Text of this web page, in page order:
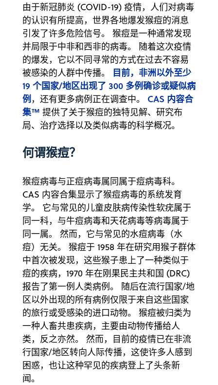
由于新冠肺炎 (COVID-19) 疫情，人们对病毒
的认识有所提高，世界各地爆发猴痘的消息
引发了许多危险信号。 猴痘是一种通常发现
并局限于中非和西非的病毒。 随着这次疫情
的爆发，它以不同寻常的方式在过去不容易
被感染的人群中传播。 目前，非洲以外至少
19 个国家/地区出现了 300 多例确诊或疑似病
例，还有更多病例正在调查中。 CAS 内容合
集™ 提供了关于猴痘的独特见解、研究布
局、治疗选择以及类似病毒的科学概况。
何谓猴痘？
猴痘病毒与正痘病毒属同属于痘病毒科。
CAS 内容合集显示了猴痘病毒的系统发育
学。 它与常见的儿童皮肤病传染性软疣属于
同一科，与牛痘病毒和天花病毒等病毒属于
同一属。 然而，它与常见的水痘病毒（水
痘）无关。 猴痘于 1958 年在研究用猴子群体
中首次被发现，这些猴子患上了一种类似于
痘的疾病，1970 年在刚果民主共和国 (DRC)
报告了第一例人类病例。 随后在流行国家/地
区以外出现的所有病例仅限于来自这些国家
的旅行或受感染的进口动物。 猴痘被归类为
一种人畜共患疾病，主要由动物传播给人
类，反之亦然。 然而，目前的疫情已在非流
行国家/地区转向人际传播，这使许多人感到
困惑，也让这种罕见的疾病登上了头条新
闻。